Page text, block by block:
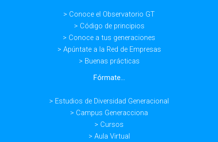
> Conoce el Observatorio GT
> Código de principios
> Conoce a tus generaciones
> Apúntate a la Red de Empresas
> Buenas prácticas
Fórmate...
> Estudios de Diversidad Generacional
> Campus Generacciona
> Cursos
> Aula Virtual